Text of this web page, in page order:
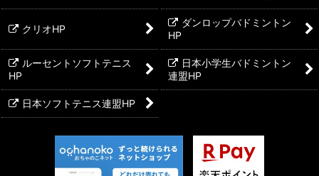
クリオHP
ダンロップバドミントン
HP
ルーセントソフトテニス
HP
日本小学生バドミントン
連盟HP
日本ソフトテニス連盟HP